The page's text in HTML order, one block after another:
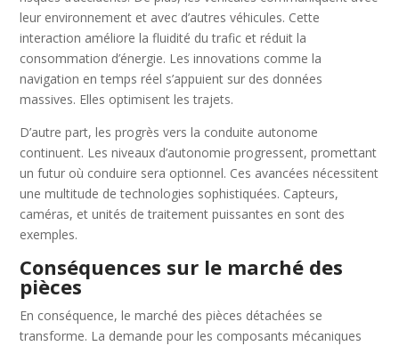
leur environnement et avec d’autres véhicules. Cette
interaction améliore la fluidité du trafic et réduit la
consommation d’énergie. Les innovations comme la
navigation en temps réel s’appuient sur des données
massives. Elles optimisent les trajets.
D’autre part, les progrès vers la conduite autonome
continuent. Les niveaux d’autonomie progressent, promettant
un futur où conduire sera optionnel. Ces avancées nécessitent
une multitude de technologies sophistiquées. Capteurs,
caméras, et unités de traitement puissantes en sont des
exemples.
Conséquences sur le marché des
pièces
En conséquence, le marché des pièces détachées se
transforme. La demande pour les composants mécaniques